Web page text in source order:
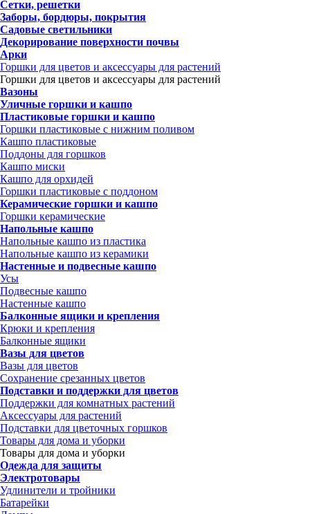
Сетки, решетки
Заборы, бордюры, покрытия
Садовые светильники
Декорирование поверхности почвы
Арки
Горшки для цветов и аксессуары для растений
Горшки для цветов и аксессуары для растений
Вазоны
Уличные горшки и кашпо
Пластиковые горшки и кашпо
Горшки пластиковые с нижним поливом
Кашпо пластиковые
Поддоны для горшков
Кашпо миски
Кашпо для орхидей
Горшки пластиковые с поддоном
Керамические горшки и кашпо
Горшки керамические
Напольные кашпо
Напольные кашпо из пластика
Напольные кашпо из керамики
Настенные и подвесные кашпо
Усы
Подвесные кашпо
Настенные кашпо
Балконные ящики и крепления
Крюки и крепления
Балконные ящики
Вазы для цветов
Вазы для цветов
Сохранение срезанных цветов
Подставки и поддержки для цветов
Поддержки для комнатных растений
Аксессуары для растений
Подставки для цветочных горшков
Товары для дома и уборки
Товары для дома и уборки
Одежда для защиты
Электротовары
Удлинители и тройники
Батарейки